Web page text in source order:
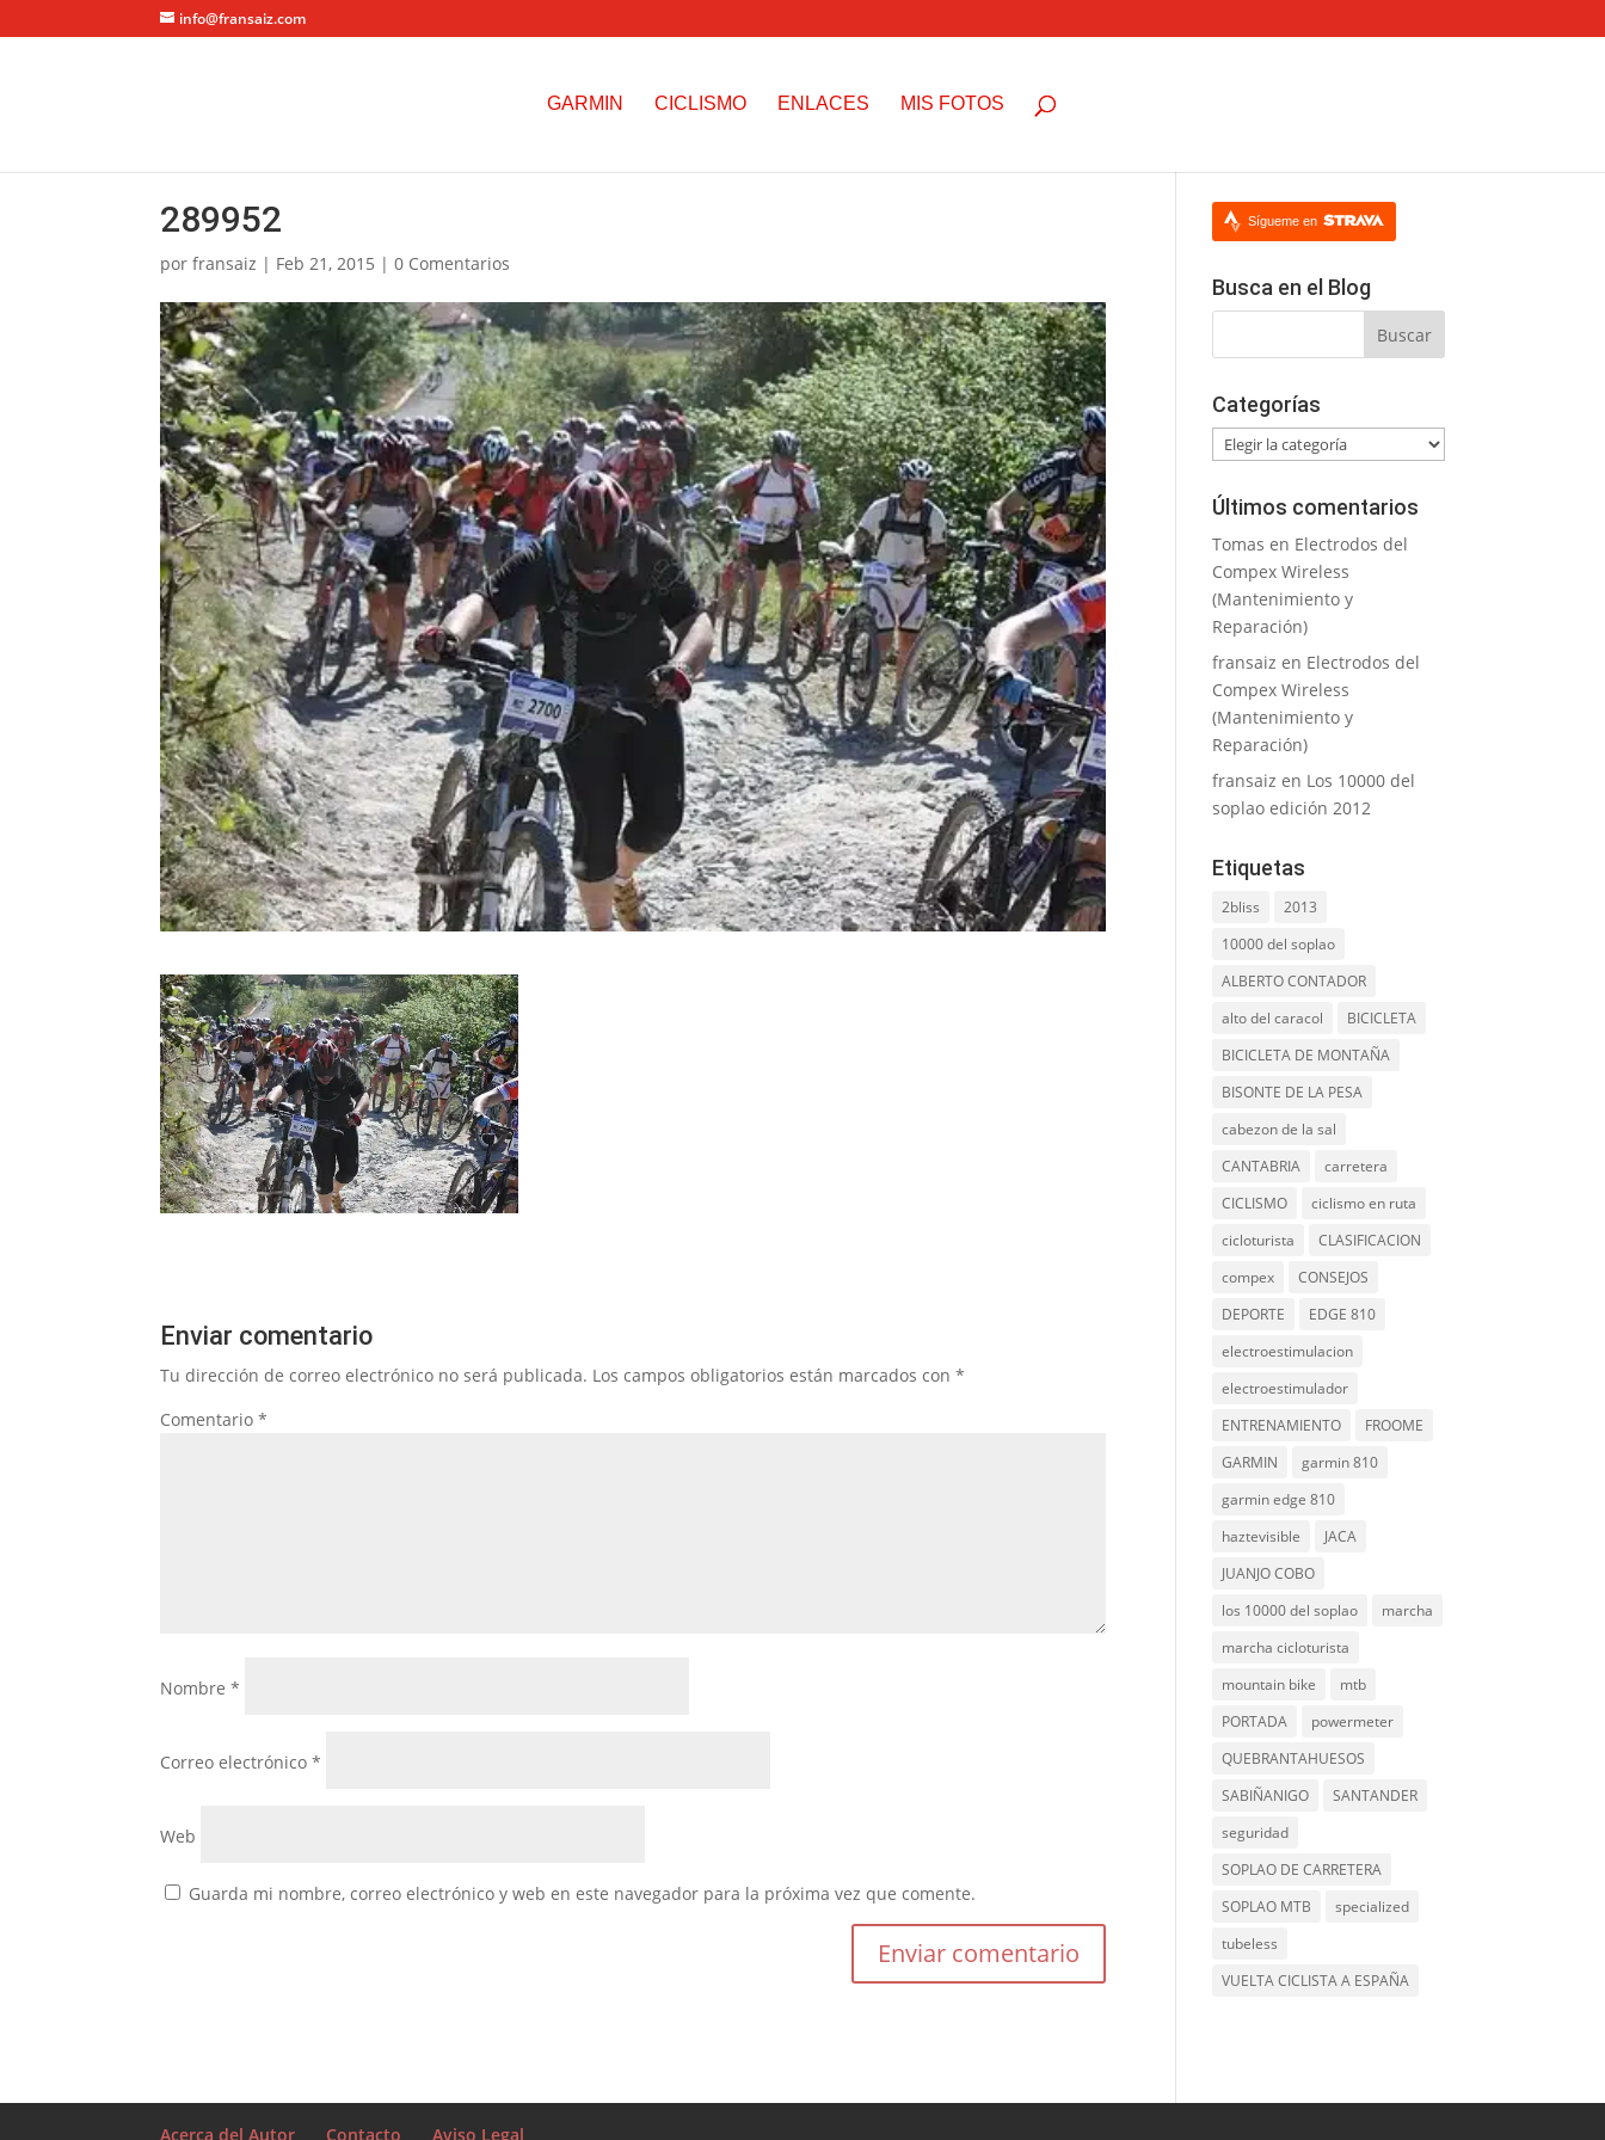
info@fransaiz.com
GARMIN CICLISMO ENLACES MIS FOTOS
289952
porfransaiz | Feb 21, 2015 |0 Comentarios
Enviar comentario
Tu dirección de correo electrónico no será publicada. Los campos obligatorios están marcados con*
Comentario*
Nombre*
Correo electrónico*
Web
Guarda mi nombre, correo electrónico y web en este navegador para la próxima vez que comente.
Sígueme en
Busca en el Blog
Categorías
Categorías
Últimos comentarios
Tomas en Electrodos del
Compex Wireless
(Mantenimiento y
Reparación)
fransaiz en Electrodos del
Compex Wireless
(Mantenimiento y
Reparación)
fransaiz en Los 10000 del
soplao edición 2012
Etiquetas
2bliss
2013
10000 del soplao
ALBERTO CONTADOR
alto del caracol
BICICLETA
BICICLETA DE MONTAÑA
BISONTE DE LA PESA
cabezon de la sal
CANTABRIA
carretera
CICLISMO
ciclismo en ruta
cicloturista
CLASIFICACION
compex
CONSEJOS
DEPORTE
EDGE 810
electroestimulacion
electroestimulador
ENTRENAMIENTO
FROOME
GARMIN
garmin 810
garmin edge 810
haztevisible
JACA
JUANJO COBO
los 10000 del soplao
marcha
marcha cicloturista
mountain bike
mtb
PORTADA
powermeter
QUEBRANTAHUESOS
SABIÑANIGO
SANTANDER
seguridad
SOPLAO DE CARRETERA
SOPLAO MTB
specialized
tubeless
VUELTA CICLISTA A ESPAÑA
Acerca del Autor Contacto Aviso Legal